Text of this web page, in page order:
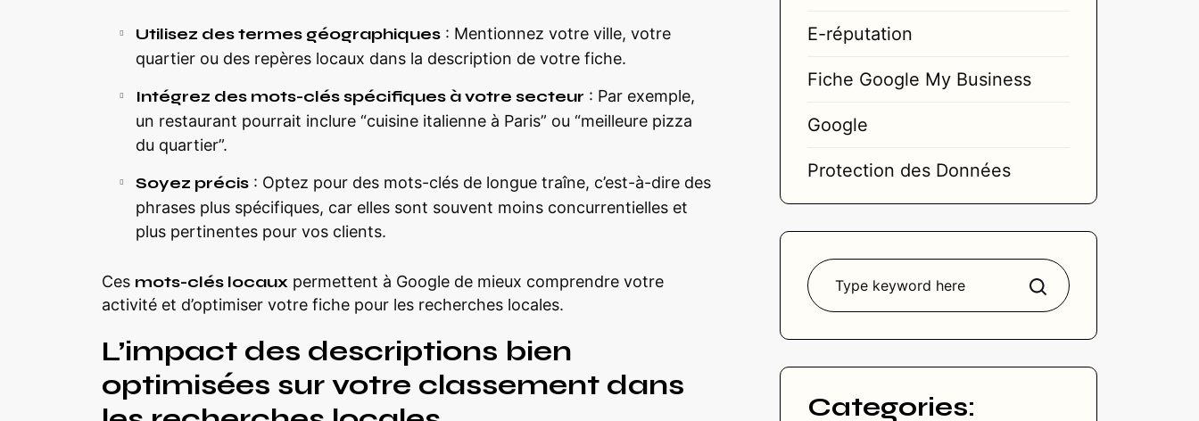
Utilisez des termes géographiques : Mentionnez votre ville, votre
quartier ou des repères locaux dans la description de votre fiche.
Intégrez des mots-clés spécifiques à votre secteur : Par exemple,
un restaurant pourrait inclure “cuisine italienne à Paris” ou “meilleure pizza
du quartier”.
Soyez précis : Optez pour des mots-clés de longue traîne, c’est-à-dire des
phrases plus spécifiques, car elles sont souvent moins concurrentielles et
plus pertinentes pour vos clients.
Ces mots-clés locaux permettent à Google de mieux comprendre votre
activité et d’optimiser votre fiche pour les recherches locales.
L’impact des descriptions bien
optimisées sur votre classement dans
E-réputation
Fiche Google My Business
Google
Protection des Données
Rechercher
Categories: